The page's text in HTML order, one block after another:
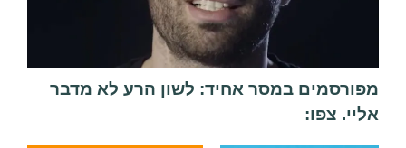
במסר אחיד: לשון הרע לא מדבר
צפו: